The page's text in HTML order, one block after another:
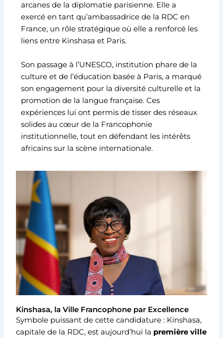
arcanes de la diplomatie parisienne. Elle a
exercé en tant qu’ambassadrice de la RDC en
France, un rôle stratégique où elle a renforcé les
liens entre Kinshasa et Paris.
Son passage à l’UNESCO, institution phare de la
culture et de l’éducation basée à Paris, a marqué
son engagement pour la diversité culturelle et la
promotion de la langue française. Ces
expériences lui ont permis de tisser des réseaux
solides au cœur de la Francophonie
institutionnelle, tout en défendant les intérêts
africains sur la scène internationale.
Kinshasa, la Ville Francophone par Excellence
Symbole puissant de cette candidature : Kinshasa,
capitale de la RDC, est aujourd’hui la première ville